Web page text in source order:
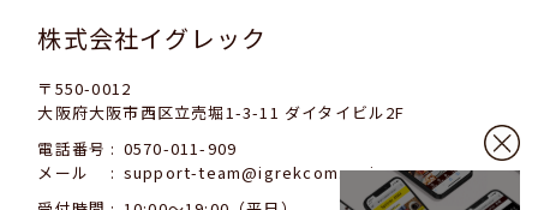
株式会社イグレック
〒550-0012
大阪府大阪市西区立売堀1-3-11 ダイタイビル2F
電話番号
0570-011-909
メール
support-team@igrekcom.co.jp